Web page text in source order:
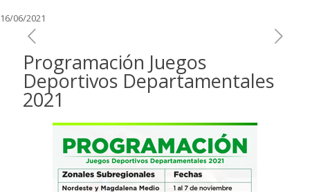
16/06/2021
Programación Juegos
Deportivos Departamentales
2021